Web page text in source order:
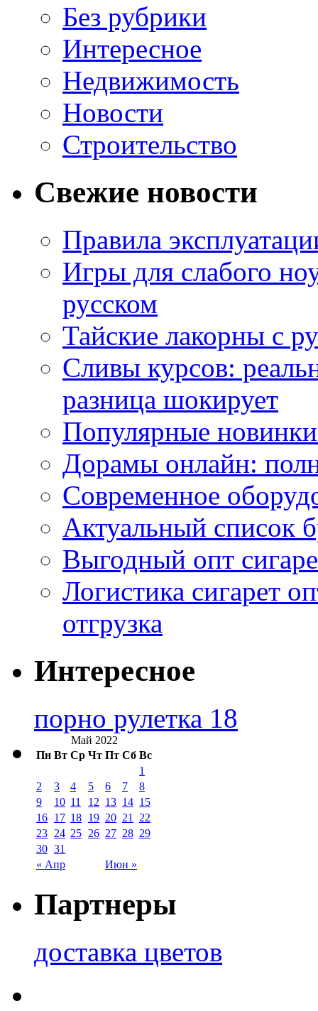
Без рубрики
Интересное
Недвижимость
Новости
Строительство
Свежие новости
Правила
Игры для слабого
русском
Тайские лакорны с
Сливы курсов:
разница шокирует
Популярные
Дорамы онлайн:
Современное
Актуальный список
Выгодный опт
Логистика сигарет
отгрузка
Интересное
порно рулетка 18
Май 2022
Пн Вт Ср Чт Пт Сб Вс
« Апр Июн »
1
2
3 4 5 6 7
8
9
10 11 12 13 14 15
16 17 18 19 20 21
22
23 24 25 26 27 28 29
30 31
Партнеры
доставка цветов